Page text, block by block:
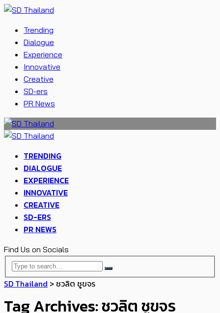
Trending
Dialogue
Experience
Innovative
Creative
SD-ers
PR News
TRENDING
DIALOGUE
EXPERIENCE
INNOVATIVE
CREATIVE
SD-ERS
PR NEWS
Find Us on Socials
SD Thailand >ชวลิต ชูขจร
Tag Archives: ชวลิต ชูขจร